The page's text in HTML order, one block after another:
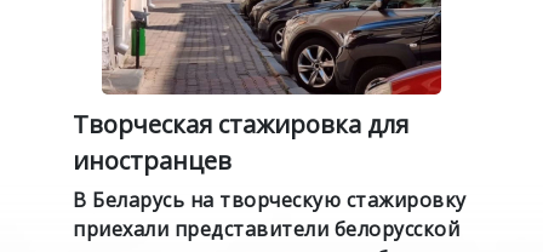
Творческая стажировка для
иностранцев
В Беларусь на творческую стажировку
приехали представители белорусской